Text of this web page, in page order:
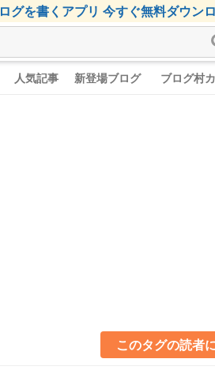
グを書くアプリ 今すぐ無料ダウン
人気記事 新登場ブログ ブログ村
このタグの読者